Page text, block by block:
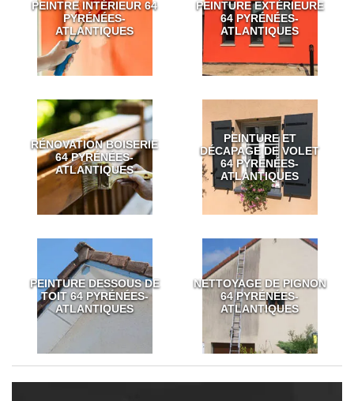
PEINTRE INTÉRIEUR 64
PYRÉNÉES-
ATLANTIQUES
PEINTURE EXTÉRIEURE
64 PYRÉNÉES-
ATLANTIQUES
RÉNOVATION BOISERIE
64 PYRÉNÉES-
ATLANTIQUES
PEINTURE ET
DÉCAPAGE DE VOLET
64 PYRÉNÉES-
ATLANTIQUES
PEINTURE DESSOUS DE
TOIT 64 PYRÉNÉES-
ATLANTIQUES
NETTOYAGE DE PIGNON
64 PYRÉNÉES-
ATLANTIQUES